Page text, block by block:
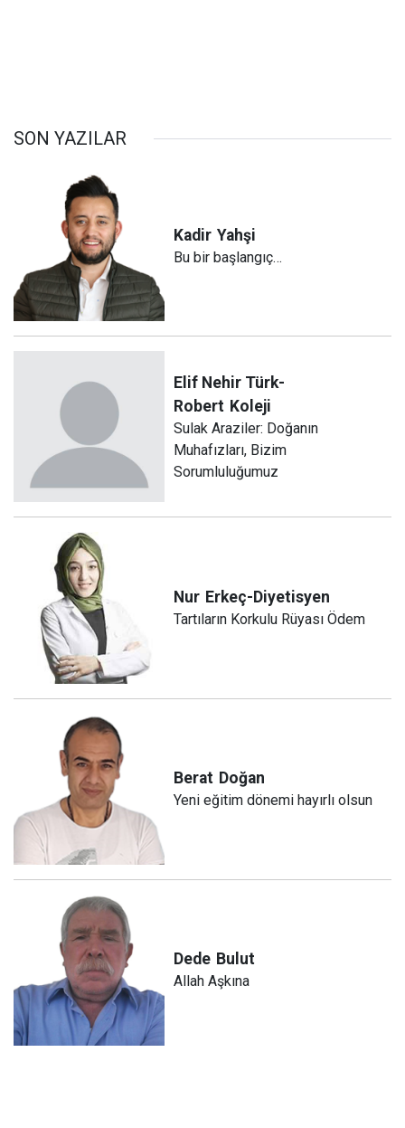
SON YAZILAR
Kadir Yahşi
Bu bir başlangıç…
Elif Nehir Türk-
Robert Koleji
Sulak Araziler: Doğanın
Muhafızları, Bizim
Sorumluluğumuz
Nur Erkeç-Diyetisyen
Tartıların Korkulu Rüyası Ödem
Berat Doğan
Yeni eğitim dönemi hayırlı olsun
Dede Bulut
Allah Aşkına